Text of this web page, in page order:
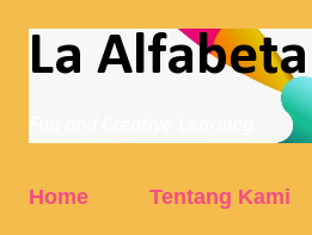
Skip to main
La Alfabeta
Home Tentang Kami